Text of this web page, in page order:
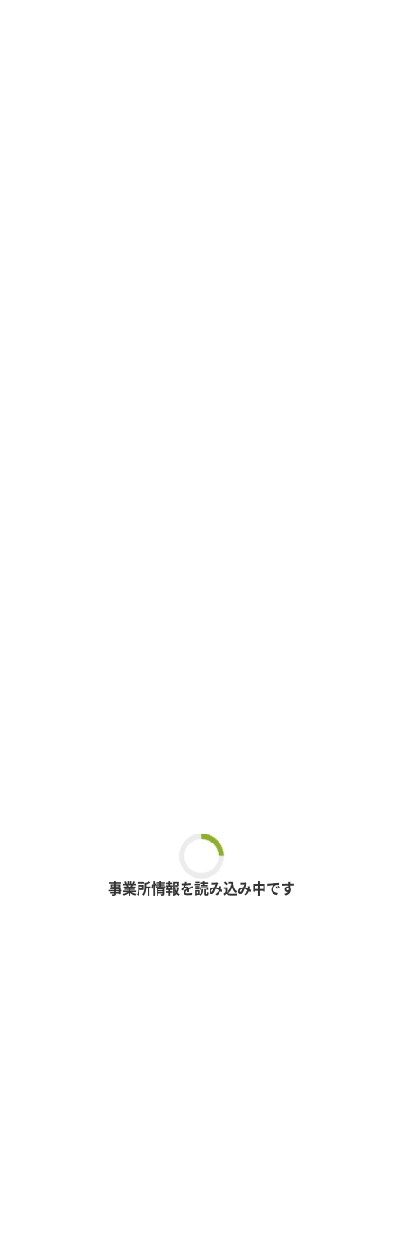
事業所情報を読み込み中です